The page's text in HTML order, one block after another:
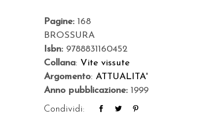
Pagine: 168
BROSSURA
Isbn: 9788831160452
Collana: Vite vissute
Argomento: ATTUALITA'
Anno pubblicazione: 1999
Condividi: